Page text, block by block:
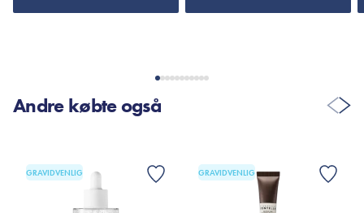
Andre købte også
GRAVIDVENLIG GRAVIDVENLIG